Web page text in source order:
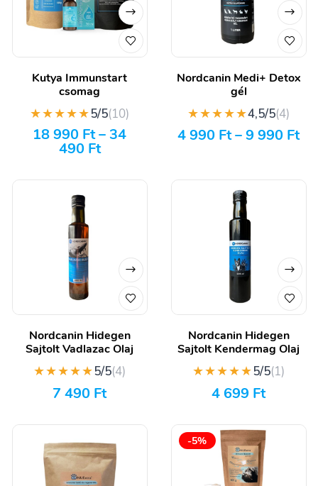
Kutya Immunstart
csomag
★★★★★5/5(10)
18 990 Ft–34
490 Ft
Nordcanin Medi+ Detox
gél
★★★★★4,5/5(4)
4 990 Ft–9 990 Ft
Nordcanin Hidegen
Sajtolt Vadlazac Olaj
★★★★★5/5(4)
7 490 Ft
Nordcanin Hidegen
Sajtolt Kendermag Olaj
★★★★★5/5(1)
4 699 Ft
-5%